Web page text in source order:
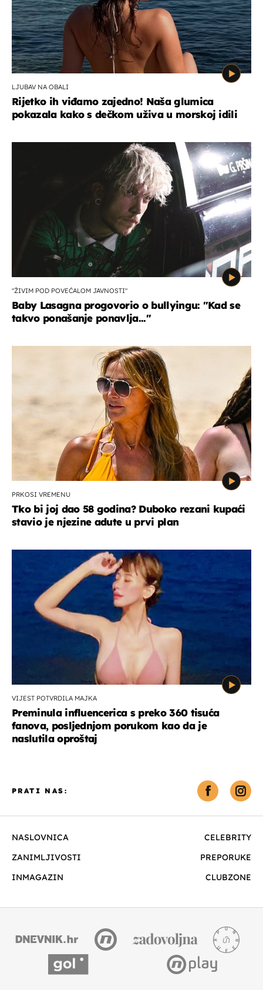
LJUBAV NA OBALI
Rijetko ih viđamo zajedno! Naša glumica
pokazala kako s dečkom uživa u morskoj idili
"ŽIVIM POD POVEĆALOM JAVNOSTI"
Baby Lasagna progovorio o bullyingu: "Kad se
takvo ponašanje ponavlja..."
PRKOSI VREMENU
Tko bi joj dao 58 godina? Duboko rezani kupaći
stavio je njezine adute u prvi plan
VIJEST POTVRDILA MAJKA
Preminula influencerica s preko 360 tisuća
fanova, posljednjom porukom kao da je
naslutila oproštaj
NASLOVNICA
CELEBRITY
ZANIMLJIVOSTI
PREPORUKE
INMAGAZIN
CLUBZONE
PRATI NAS: